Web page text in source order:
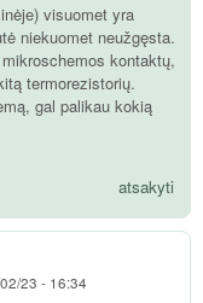
visuomet yra
niekuomet neužgęsta.
kontaktų,
termorezistorių.
gal palikau kokią
atsakyti
23 - 16:34